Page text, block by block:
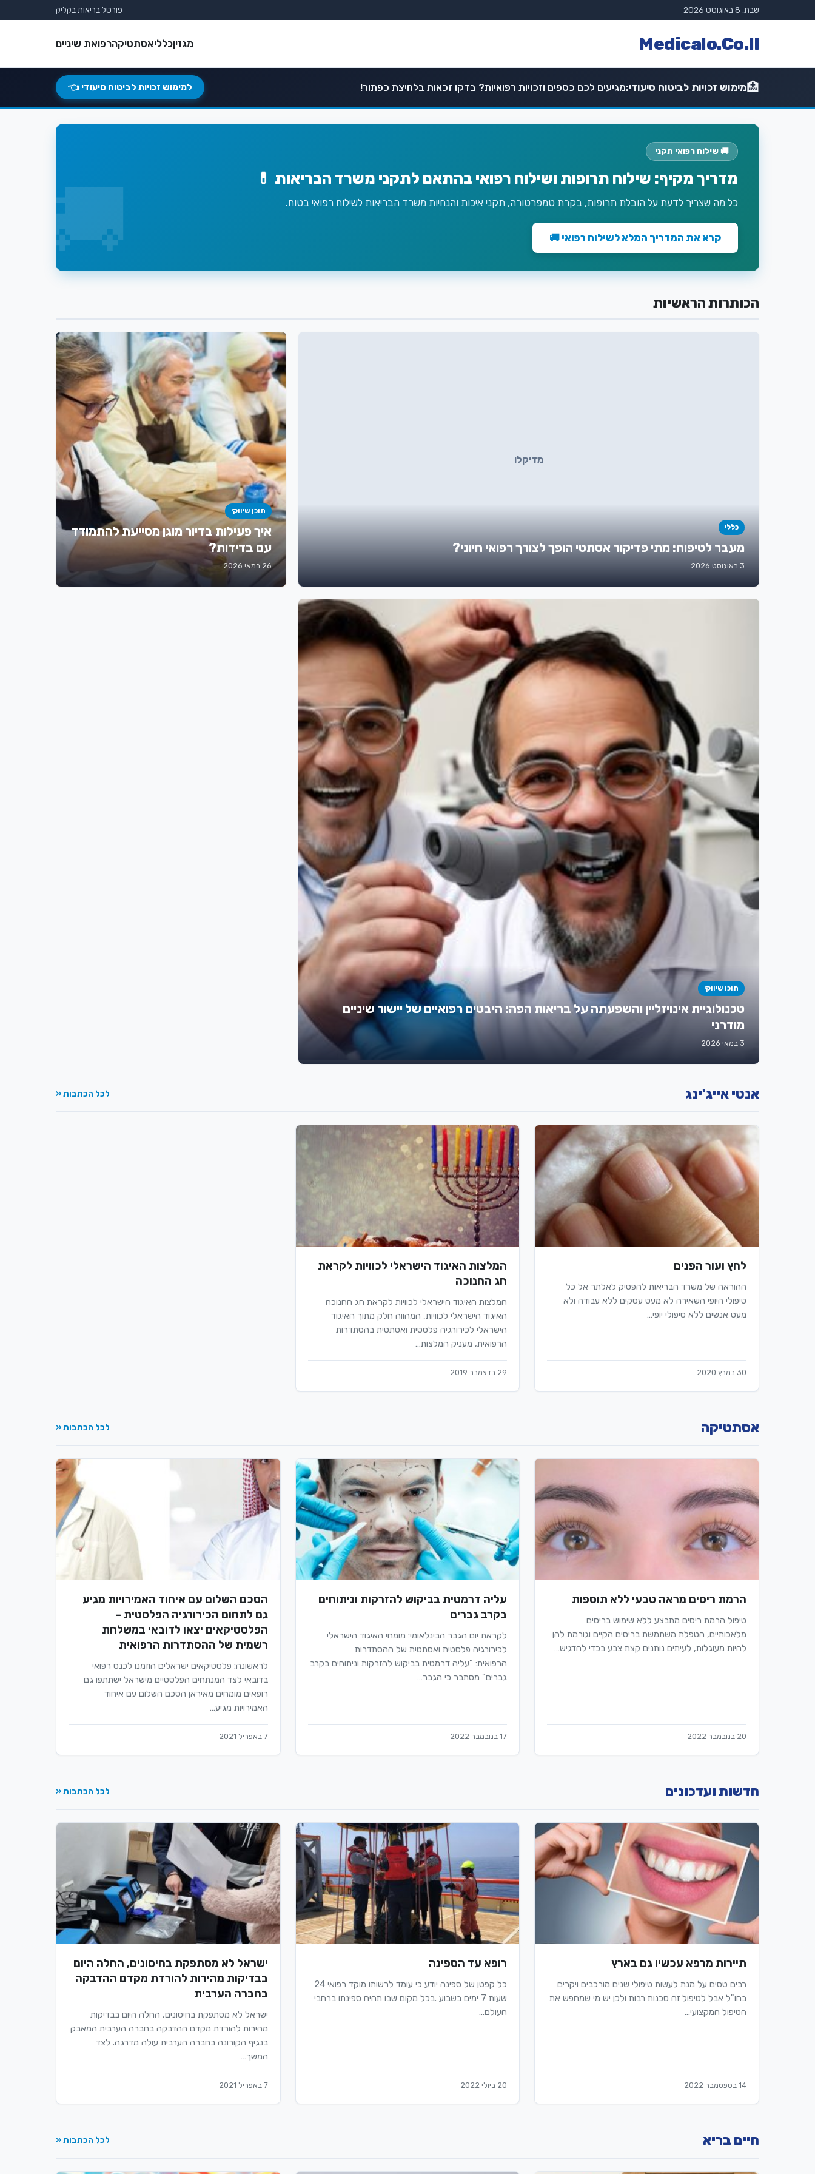
שבת, 8 באוגוסט 2026 פורטל בריאות בקליק
Medicalo.Co.Il מגזיןכלליאסתטיקהרפואת שיניים
🏥מימוש זכויות לביטוח סיעודי:מגיעים לכם כספים וזכויות רפואיות? בדקו זכאות בלחיצת כפתור! למימוש זכויות לביטוח סיעודי 👈
🚚 שילוח רפואי תקני
מדריך מקיף: שילוח תרופות ושילוח רפואי בהתאם לתקני משרד הבריאות 💊
כל מה שצריך לדעת על הובלת תרופות, בקרת טמפרטורה, תקני איכות והנחיות משרד הבריאות לשילוח רפואי בטוח.
קרא את המדריך המלא לשילוח רפואי 🚚
הכותרות הראשיות
מדיקלו
כללי
מעבר לטיפוח: מתי פדיקור אסתטי הופך לצורך רפואי חיוני?
3 באוגוסט 2026
תוכן שיווקי
איך פעילות בדיור מוגן מסייעת להתמודד
עם בדידות?
26 במאי 2026
תוכן שיווקי
טכנולוגיית אינויזליין והשפעתה על בריאות הפה: היבטים רפואיים של יישור שיניים
מודרני
3 במאי 2026
אנטי אייג'ינג לכל הכתבות «
לחץ ועור הפנים
ההוראה של משרד הבריאות להפסיק לאלתר אל כל
טיפולי היופי השאירה לא מעט עסקים ללא עבודה ולא
מעט אנשים ללא טיפולי יופי…
30 במרץ 2020
המלצות האיגוד הישראלי לכוויות לקראת
חג החנוכה
המלצות האיגוד הישראלי לכוויות לקראת חג החנוכה
האיגוד הישראלי לכוויות, המהווה חלק מתוך האיגוד
הישראלי לכירורגיה פלסטית ואסתטית בהסתדרות
הרפואית, מעניק המלצות…
29 בדצמבר 2019
אסתטיקה לכל הכתבות «
הרמת ריסים מראה טבעי ללא תוספות
טיפול הרמת ריסים מתבצע ללא שימוש בריסים
מלאכותיים, הטפלת משתמשת בריסים הקיים וגורמת להן
להיות מעוגלות, לעיתים נותנים קצת צבע בכדי להדגיש…
20 בנובמבר 2022
עליה דרמטית בביקוש להזרקות וניתוחים
בקרב גברים
לקראת יום הגבר הבינלאומי: מומחי האיגוד הישראלי
לכירורגיה פלסטית ואסתטית של ההסתדרות
הרפואית: "עליה דרמטית בביקוש להזרקות וניתוחים בקרב
גברים" מסתבר כי הגבר…
17 בנובמבר 2022
הסכם השלום עם איחוד האמירויות מגיע
גם לתחום הכירורגיה הפלסטית –
הפלסטיקאים יצאו לדובאי במשלחת
רשמית של ההסתדרות הרפואית
לראשונה: פלסטיקאים ישראלים הוזמנו לכנס רפואי
בדובאי לצד המנתחים הפלסטיים מישראל ישתתפו גם
רופאים מומחים מאיראן הסכם השלום עם איחוד
האמירויות מגיע…
7 באפריל 2021
חדשות ועדכונים לכל הכתבות «
תיירות מרפא עכשיו גם בארץ
רבים טסים על מנת לעשות טיפולי שנים מורכבים ויקרים
בחו"ל אבל לטיפול זה סכנות רבות ולכן יש מי שמחפש את
הטיפול המקצועי…
14 בספטמבר 2022
רופא עד הספינה
כל קפטן של ספינה יודע כי עומד לרשותו מוקד רפואי 24
שעות 7 ימים בשבוע .בכל מקום שבו תהיה ספינתו ברחבי
העולם…
20 ביולי 2022
ישראל לא מסתפקת בחיסונים, החלה היום
בבדיקות מהירות להורדת מקדם ההדבקה
בחברה הערבית
ישראל לא מסתפקת בחיסונים, החלה היום בבדיקות
מהירות להורדת מקדם ההדבקה בחברה הערבית המאבק
בנגיף הקורונה בחברה הערבית עולה מדרגה. לצד
המשך…
7 באפריל 2021
חיים בריא לכל הכתבות «